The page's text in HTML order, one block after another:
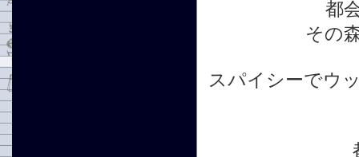
都
その
スパイシーでウ